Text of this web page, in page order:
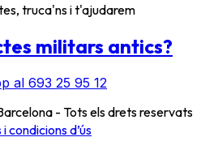
truca'ns i t'ajudarem
militars antics?
al 693 25 95 12
- Tots els drets reservats
condicions d’ús